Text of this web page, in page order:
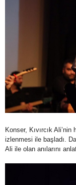
Konser, Kıvırcık
izlenmesi ile başladı.
Ali ile olan anılarını